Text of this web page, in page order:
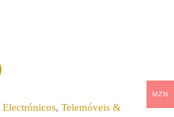
Electrónicos, Telemóveis &
MZN